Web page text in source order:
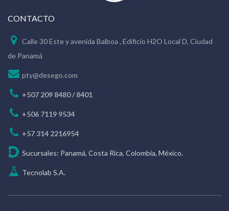
CONTACTO
Calle 30 Este y avenida Balboa , Edificio H2O Local D, Ciudad
de Panamá
pty@desego.com
+507 209 8480 / 8401
+506 7119 9534
+57 314 2216954
Sucursales: Panamá, Costa Rica, Colombia, México.
Tecnolab S.A.